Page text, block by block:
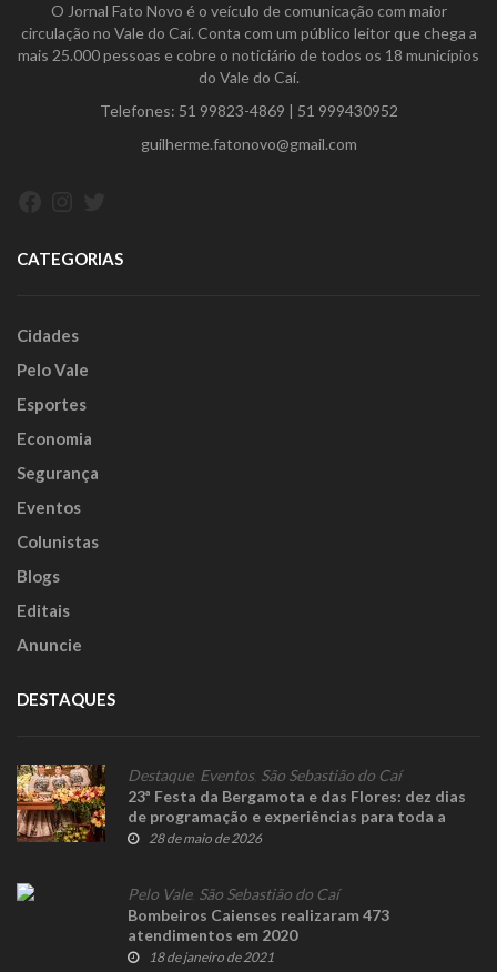
O Jornal Fato Novo é o veículo de comunicação com maior
circulação no Vale do Caí. Conta com um público leitor que chega a
mais 25.000 pessoas e cobre o noticiário de todos os 18 municípios
do Vale do Caí.
Telefones: 51 99823-4869 | 51 999430952
guilherme.fatonovo@gmail.com
CATEGORIAS
Cidades
Pelo Vale
Esportes
Economia
Segurança
Eventos
Colunistas
Blogs
Editais
Anuncie
DESTAQUES
Destaque, Eventos, São Sebastião do Caí
23ª Festa da Bergamota e das Flores: dez dias
de programação e experiências para toda a
família
28 de maio de 2026
Pelo Vale, São Sebastião do Caí
Bombeiros Caienses realizaram 473
atendimentos em 2020
18 de janeiro de 2021